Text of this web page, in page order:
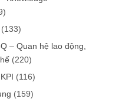
(133)
– Quan hệ lao động,
(220)
(116)
(159)